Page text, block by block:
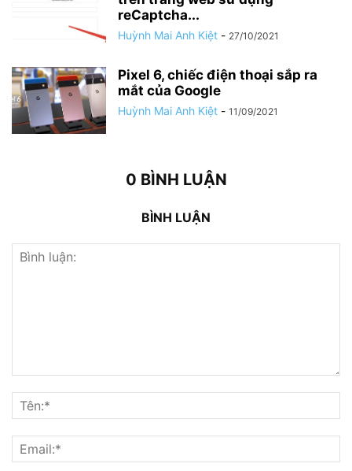
reCaptcha...
Huỳnh Mai Anh Kiệt - 27/10/2021
Pixel 6, chiếc điện thoại sắp ra
mắt của Google
Huỳnh Mai Anh Kiệt - 11/09/2021
0 BÌNH LUẬN
BÌNH LUẬN